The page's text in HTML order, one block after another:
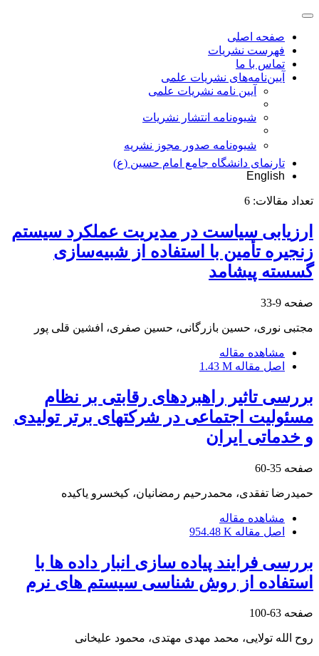
صفحه اصلی
فهرست نشریات
تماس با ما
آیین‌نامه‌های نشریات علمی
آیین نامه نشریات علمی
شیوه‌نامه انتشار نشریات
شیوهنامه صدور مجوز نشریه
تارنمای دانشگاه جامع امام حسین (ع)
English
تعداد مقالات: 6
ارزیابی سیاست در مدیریت عملکرد سیستم
زنجیره تأمین با استفاده از شبیه‌سازی
گسسته پیشامد
صفحه 9-33
مجتبی نوری، حسین بازرگانی، حسین صفری، افشین قلی پور
مشاهده مقاله
اصل مقاله 1.43 M
بررسی تاثیر راهبردهای رقابتی بر نظام
مسئولیت اجتماعی در شرکتهای برتر تولیدی
و خدماتی ایران
صفحه 35-60
حمیدرضا تفقدی، محمدرحیم رمضانیان، کیخسرو یاکیده
مشاهده مقاله
اصل مقاله 954.48 K
بررسی فرایند پیاده سازی انبار داده ها با
استفاده از روش شناسی سیستم های نرم
صفحه 63-100
روح الله تولایی، محمد مهدی مهتدی، محمود علیخانی